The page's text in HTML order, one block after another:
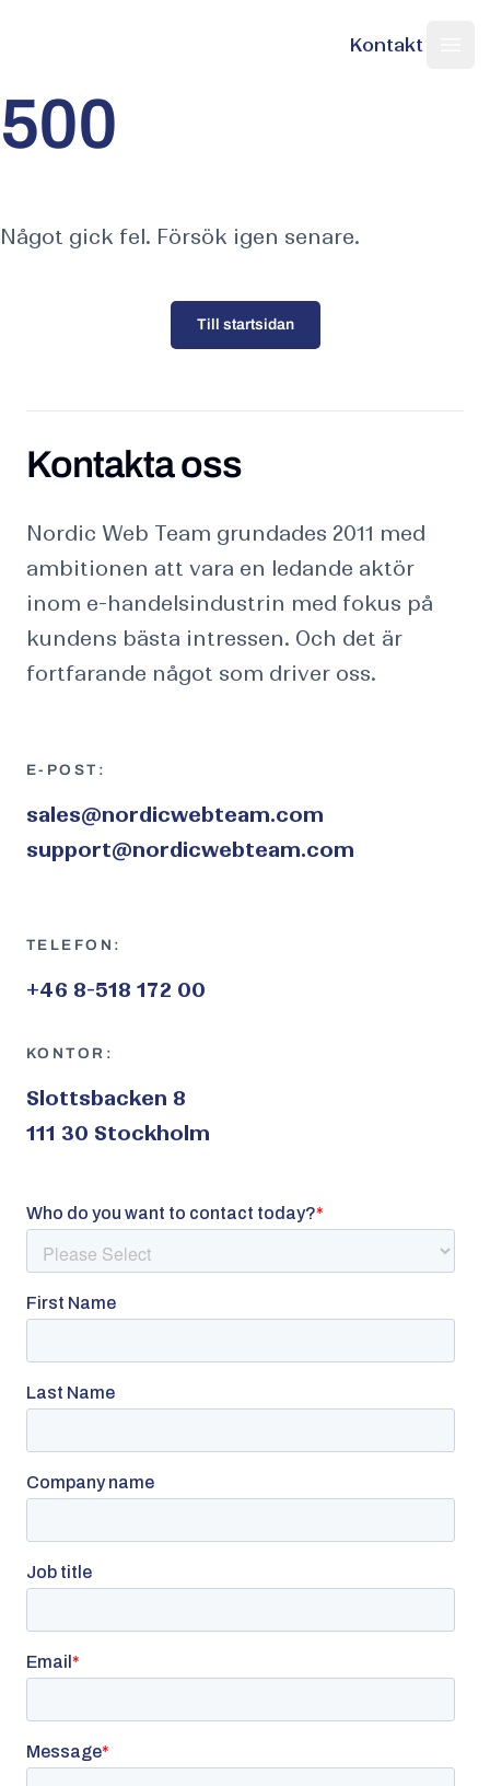
Sök på sajten
Kontakt
500
Något gick fel. Försök igen senare.
Till startsidan
Kontakta oss
Kontakta oss
Nordic Web Team grundades 2011 med
ambitionen att vara en ledande aktör
inom e-handelsindustrin med fokus på
kundens bästa intressen. Och det är
fortfarande något som driver oss.
E-POST:
sales@nordicwebteam.com
support@nordicwebteam.com
TELEFON:
+46 8-518 172 00
KONTOR:
Slottsbacken 8
111 30 Stockholm